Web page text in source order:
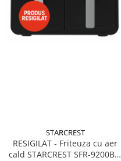
STARCREST
RESIGILAT - Friteuza cu aer
cald STARCREST SFR-9200BK,